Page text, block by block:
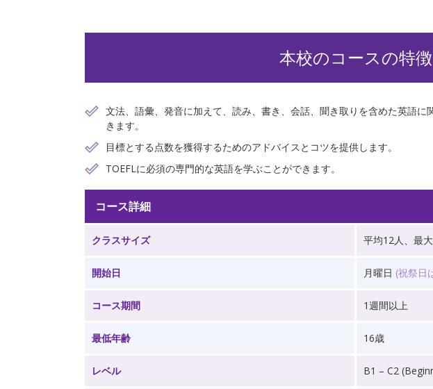
本校のコースの特徴
⽂法、語彙、発⾳に加えて、読み、書き、会話、聞き取りを含めた英語
きます。
⽬標とする点数を獲得するためのアドバイスとコツを提供します。
TOEFLに必須の専⾨的な英語を学ぶことができます。
コース詳細
クラスサイズ 平均12人、最
開始日 月曜日 (祝祭日
コース期間 1週間以上
最低年齢 16歳
レベル B1 – C2